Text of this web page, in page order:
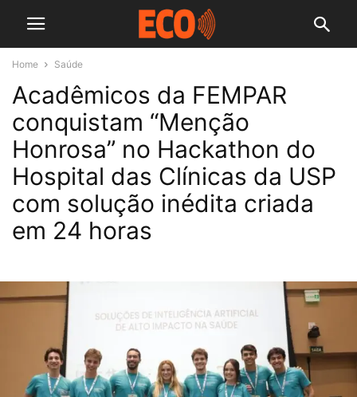
Home Saúde
Acadêmicos da FEMPAR
conquistam “Menção
Honrosa” no Hackathon do
Hospital das Clínicas da USP
com solução inédita criada
em 24 horas